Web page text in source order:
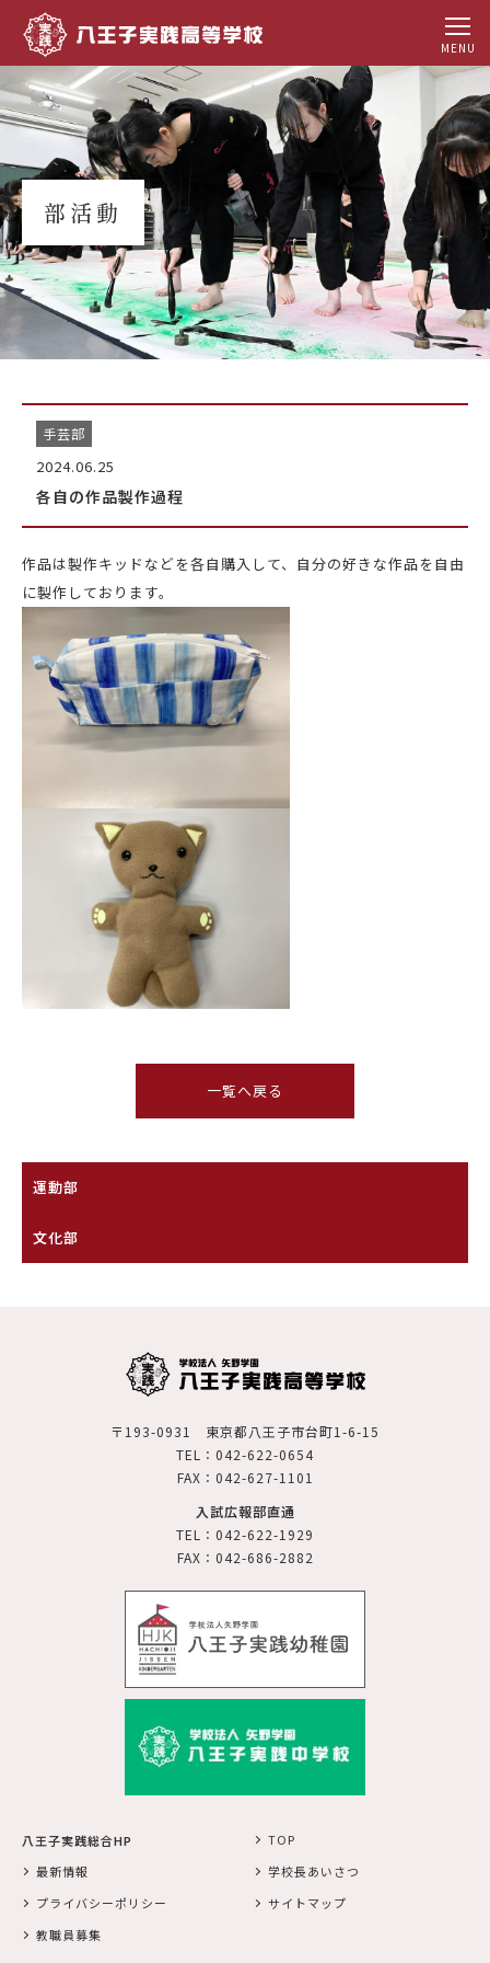
MENU
部活動
運動部
文化部
手芸部
2024.06.25
各自の作品製作過程
作品は製作キッドなどを各自購入して、自分の好きな作品を自由
に製作しております。
一覧へ戻る
〒193-0931 東京都八王子市台町1-6-15
TEL：042-622-0654
FAX：042-627-1101
入試広報部直通
TEL：042-622-1929
FAX：042-686-2882
八王子実践総合HP
TOP
最新情報
学校長あいさつ
プライバシーポリシー
サイトマップ
教職員募集